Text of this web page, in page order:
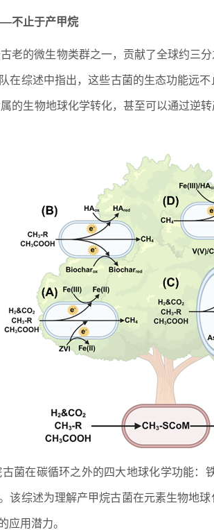
不止于产甲烷
老的微生物类群之一，贡献了全球约三
在综述中指出，这些古菌的生态功能远
的生物地球化学转化，甚至可以通过逆
菌在碳循环之外的四大地球化学功能：
该综述为理解产甲烷古菌在元素生物地
应用潜力。